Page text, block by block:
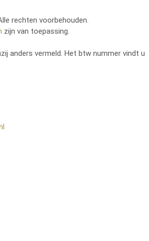
rechten voorbehouden.
zijn van toepassing.
anders vermeld. Het btw nummer vindt u